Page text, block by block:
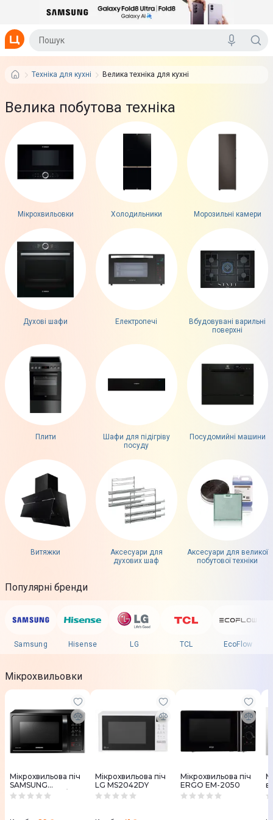
Техніка для кухні Велика техніка для кухні
Велика побутова техніка
Мікрохвильовки Холодильники Морозильні камери
Духові шафи Електропечі
Вбудовувані варильні
поверхні
Плити
Шафи для підігріву
посуду
Посудомийні машини
Витяжки
Аксесуари для
духових шаф
Аксесуари для великої
побутової техніки
Популярні бренди
Samsung Hisense LG TCL EcoFlow
Мікрохвильовки
Мікрохвильова піч
SAMSUNG
MC28H5013AK/UA
Мікрохвильова піч
LG MS2042DY
Мікрохвильова піч
ERGO EM-2050